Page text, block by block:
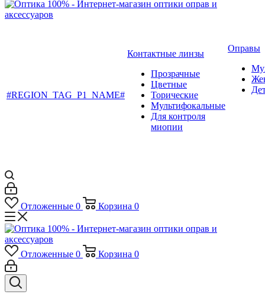
#REGION_TAG_P1_NAME#
Контактные линзы
Прозрачные
Цветные
Торические
Мультифокальные
Для контроля
миопии
Оправы
Отложенные 0 Корзина 0
Отложенные 0 Корзина 0